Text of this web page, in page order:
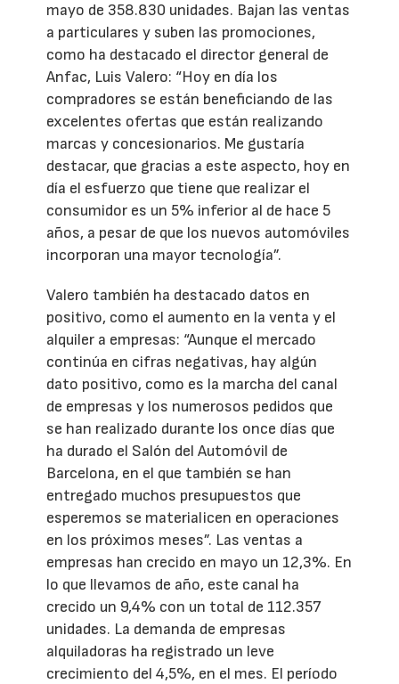
mayo de 358.830 unidades. Bajan las ventas
a particulares y suben las promociones,
como ha destacado el director general de
Anfac, Luis Valero: “Hoy en día los
compradores se están beneficiando de las
excelentes ofertas que están realizando
marcas y concesionarios. Me gustaría
destacar, que gracias a este aspecto, hoy en
día el esfuerzo que tiene que realizar el
consumidor es un 5% inferior al de hace 5
años, a pesar de que los nuevos automóviles
incorporan una mayor tecnología”.
Valero también ha destacado datos en
positivo, como el aumento en la venta y el
alquiler a empresas: “Aunque el mercado
continúa en cifras negativas, hay algún
dato positivo, como es la marcha del canal
de empresas y los numerosos pedidos que
se han realizado durante los once días que
ha durado el Salón del Automóvil de
Barcelona, en el que también se han
entregado muchos presupuestos que
esperemos se materialicen en operaciones
en los próximos meses”. Las ventas a
empresas han crecido en mayo un 12,3%. En
lo que llevamos de año, este canal ha
crecido un 9,4% con un total de 112.357
unidades. La demanda de empresas
alquiladoras ha registrado un leve
crecimiento del 4,5%, en el mes. El período